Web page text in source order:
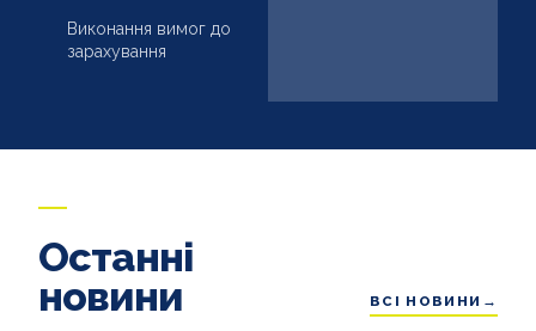
Виконання вимог до
зарахування
Останні
новини
ВСІ НОВИНИ→